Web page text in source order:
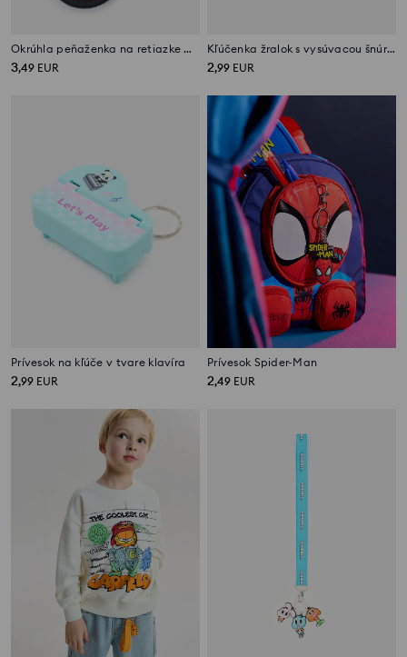
Okrúhla peňaženka na retiazke Captain America
3,49 EUR
Kľúčenka žralok s vysúvacou šnúrkou
2,99 EUR
Prívesok na kľúče v tvare klavíra
2,99 EUR
Prívesok Spider-Man
2,49 EUR